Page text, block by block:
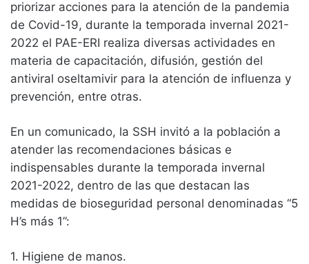
priorizar acciones para la atención de la pandemia
de Covid-19, durante la temporada invernal 2021-
2022 el PAE-ERI realiza diversas actividades en
materia de capacitación, difusión, gestión del
antiviral oseltamivir para la atención de influenza y
prevención, entre otras.
En un comunicado, la SSH invitó a la población a
atender las recomendaciones básicas e
indispensables durante la temporada invernal
2021-2022, dentro de las que destacan las
medidas de bioseguridad personal denominadas “5
H’s más 1”:
1. Higiene de manos.